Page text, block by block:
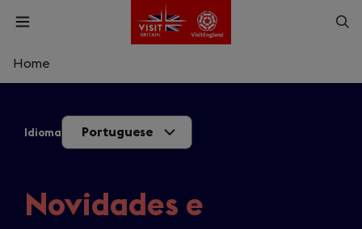
Skip
content
Open
a
Home
Idioma Portuguese
Novidades e